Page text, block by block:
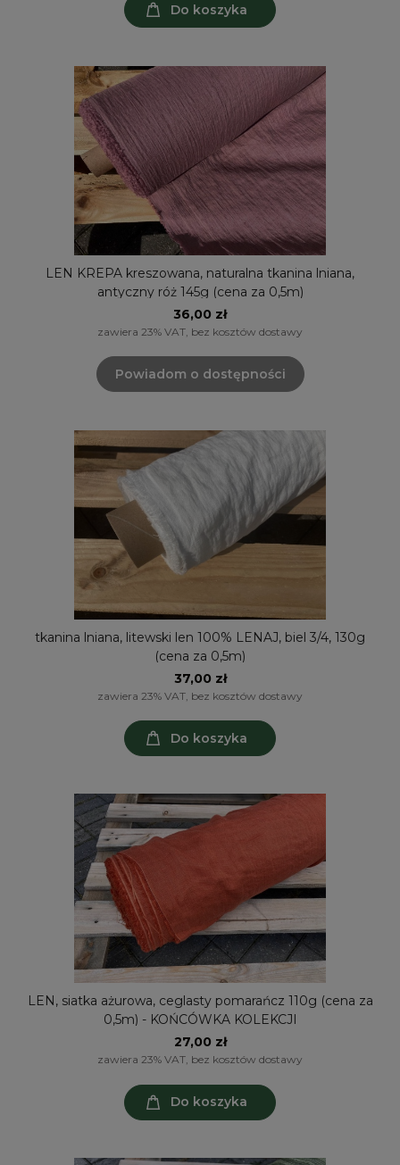
Do koszyka
LEN KREPA kreszowana, naturalna tkanina lniana,
antyczny róż 145g (cena za 0,5m)
36,00 zł
zawiera 23% VAT, bez kosztów dostawy
Powiadom o dostępności
tkanina lniana, litewski len 100% LENAJ, biel 3/4, 130g
(cena za 0,5m)
37,00 zł
zawiera 23% VAT, bez kosztów dostawy
Do koszyka
LEN, siatka ażurowa, ceglasty pomarańcz 110g (cena za
0,5m) - KOŃCÓWKA KOLEKCJI
27,00 zł
zawiera 23% VAT, bez kosztów dostawy
Do koszyka